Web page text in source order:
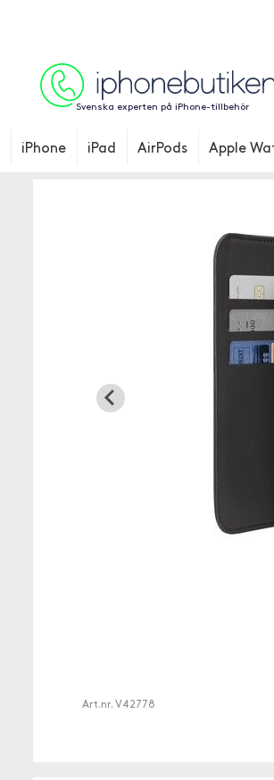
Svenska experten på iPhone-tillbehör
iPhone iPad AirPods Apple
Art.nr. V42778